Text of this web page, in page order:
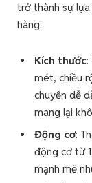
trở thành sự
hàng:
Kích thước
mét, chiều
chuyển dễ
mang lại
Động cơ:
động cơ từ
mạnh mẽ